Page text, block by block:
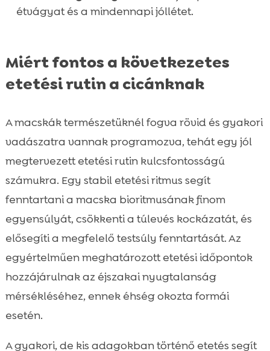
étvágyat és a mindennapi jóllétet.
Miért fontos a következetes
etetési rutin a cicánknak
A macskák természetüknél fogva rövid és gyakori
vadászatra vannak programozva, tehát egy jól
megtervezett etetési rutin kulcsfontosságú
számukra. Egy stabil etetési ritmus segít
fenntartani a macska bioritmusának finom
egyensúlyát, csökkenti a túlevés kockázatát, és
elősegíti a megfelelő testsúly fenntartását. Az
egyértelműen meghatározott etetési időpontok
hozzájárulnak az éjszakai nyugtalanság
mérsékléséhez, ennek éhség okozta formái
esetén.
A gyakori, de kis adagokban történő etetés segít